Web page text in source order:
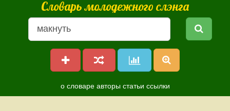
Словарь молодежного слэнга
о словаре авторы статьи ссылки